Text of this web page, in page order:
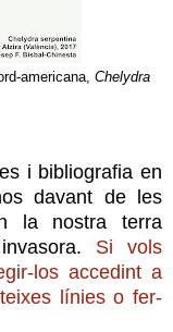
americana, Chelydra
i bibliografia en
davant de les
la nostra terra
Si vols
los accedint a
línies o fer-